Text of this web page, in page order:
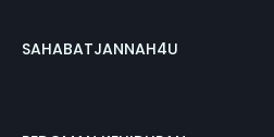
SAHABATJANNAH4U